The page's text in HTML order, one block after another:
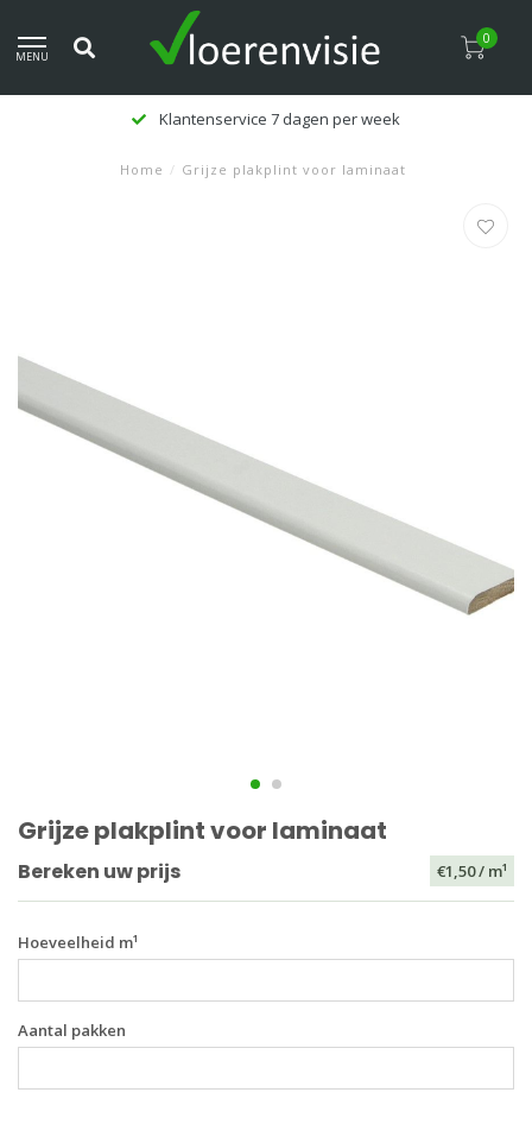
MENU
0
Klantenservice 7 dagen per week
Home / Grijze plakplint voor laminaat
Grijze plakplint voor laminaat
Bereken uw prijs €1,50/ m¹
Hoeveelheid m¹
Aantal pakken